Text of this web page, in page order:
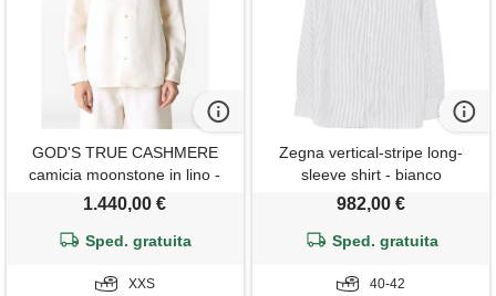
GOD'S TRUE CASHMERE
camicia moonstone in lino -
toni neutri
1.440,00 €
Sped. gratuita
XXS
Zegna vertical-stripe long-
sleeve shirt - bianco
982,00 €
Sped. gratuita
40-42